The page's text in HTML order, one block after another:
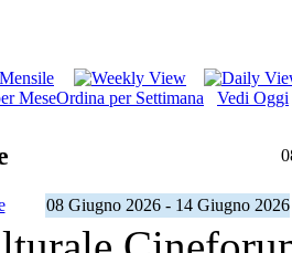
MeseOrdina per Settimana Vedi Oggi
08 Giugno 2026 - 14 Giugno 2026